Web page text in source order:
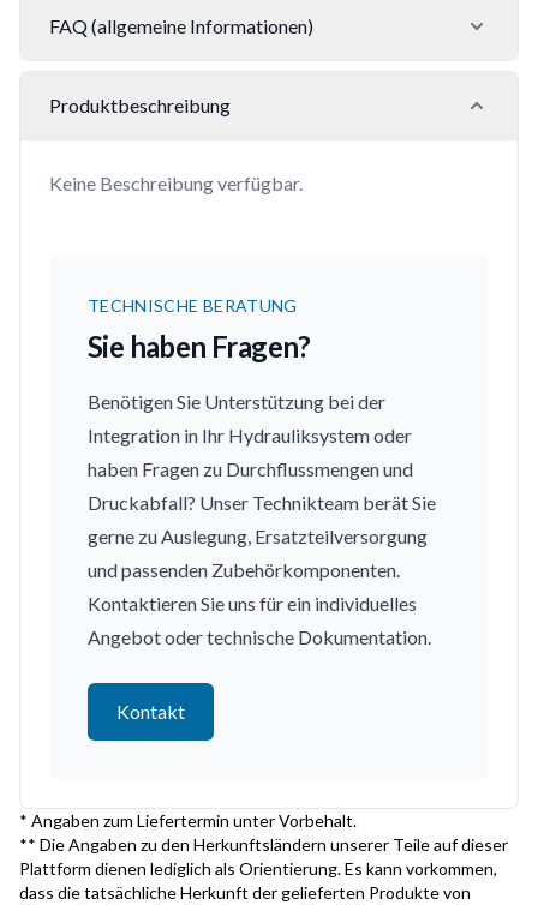
FAQ (allgemeine Informationen)
Produktbeschreibung
Keine Beschreibung verfügbar.
TECHNISCHE BERATUNG
Sie haben Fragen?
Benötigen Sie Unterstützung bei der
Integration in Ihr Hydrauliksystem oder
haben Fragen zu Durchflussmengen und
Druckabfall? Unser Technikteam berät Sie
gerne zu Auslegung, Ersatzteilversorgung
und passenden Zubehörkomponenten.
Kontaktieren Sie uns für ein individuelles
Angebot oder technische Dokumentation.
Kontakt
* Angaben zum Liefertermin unter Vorbehalt.
** Die Angaben zu den Herkunftsländern unserer Teile auf dieser
Plattform dienen lediglich als Orientierung. Es kann vorkommen,
dass die tatsächliche Herkunft der gelieferten Produkte von